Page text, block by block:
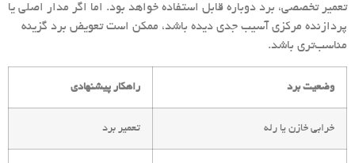
تعمیر تخصصی، برد دوباره قابل استفاده خواهد بود. اما اگر مدار اصلی یا
پردازنده مرکزی آسیب جدی دیده باشد، ممکن است تعویض برد گزینه
مناسب‌تری باشد.
وضعیت برد راهکار پیشنهادی
خرابی خازن یا رله تعمیر برد